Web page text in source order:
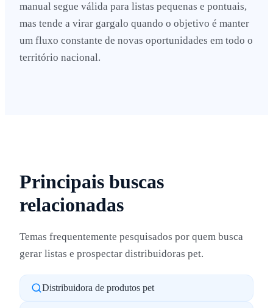
manual segue válida para listas pequenas e pontuais,
mas tende a virar gargalo quando o objetivo é manter
um fluxo constante de novas oportunidades em todo o
território nacional.
Principais buscas
relacionadas
Temas frequentemente pesquisados por quem busca
gerar listas e prospectar distribuidoras pet.
Distribuidora de produtos pet